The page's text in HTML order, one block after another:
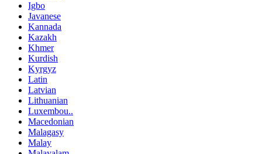
Igbo
Javanese
Kannada
Kazakh
Khmer
Kurdish
Kyrgyz
Latin
Latvian
Lithuanian
Luxembou..
Macedonian
Malagasy
Malay